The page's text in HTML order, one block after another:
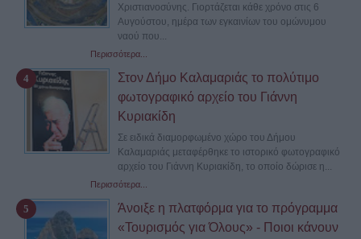
Χριστιανοσύνης. Γιορτάζεται κάθε χρόνο στις 6
Αυγούστου, ημέρα των εγκαινίων του ομώνυμου
ναού που...
Περισσότερα...
Στον Δήμο Καλαμαριάς το πολύτιμο
φωτογραφικό αρχείο του Γιάννη
Κυριακίδη
Σε ειδικά διαμορφωμένο χώρο του Δήμου
Καλαμαριάς μεταφέρθηκε το ιστορικό φωτογραφικό
αρχείο του Γιάννη Κυριακίδη, το οποίο δώρισε η...
Περισσότερα...
Άνοιξε η πλατφόρμα για το πρόγραμμα
«Τουρισμός για Όλους» - Ποιοι κάνουν